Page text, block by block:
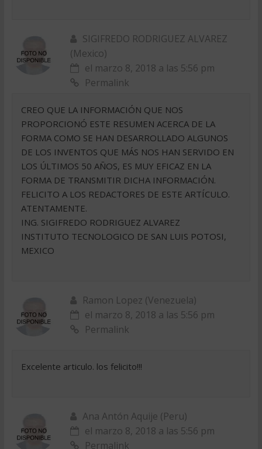
SIGIFREDO RODRIGUEZ ALVAREZ
(Mexico)
el marzo 8, 2018 a las 5:56 pm
Permalink
CREO QUE LA INFORMACIÓN QUE NOS
PROPORCIONÓ ESTE RESUMEN ACERCA DE LA
FORMA COMO SE HAN DESARROLLADO ALGUNOS
DE LOS INVENTOS QUE MÁS NOS HAN SERVIDO EN
LOS ÚLTIMOS 50 AÑOS, ES MUY EFICAZ EN LA
FORMA DE TRANSMITIR DICHA INFORMACIÓN.
FELICITO A LOS REDACTORES DE ESTE ARTÍCULO.
ATENTAMENTE.
ING. SIGIFREDO RODRIGUEZ ALVAREZ
INSTITUTO TECNOLOGICO DE SAN LUIS POTOSI,
MEXICO
Ramon Lopez (Venezuela)
el marzo 8, 2018 a las 5:56 pm
Permalink
Excelente articulo. los felicito!!!
Ana Antón Aquije (Peru)
el marzo 8, 2018 a las 5:56 pm
Permalink